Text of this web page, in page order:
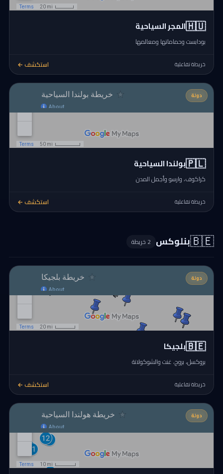
🇭🇺المجر السياحية
بودابست وحماماتها ومعالمها
خريطة تفاعلية استكشف ←
دولة
🇵🇱بولندا السياحية
كراكوف، وارسو وأجمل المدن
خريطة تفاعلية استكشف ←
🇧🇪بنلوكس 2 خريطة
دولة
🇧🇪بلجيكا
بروكسل، بروج، غنت والشوكولاتة
خريطة تفاعلية استكشف ←
دولة